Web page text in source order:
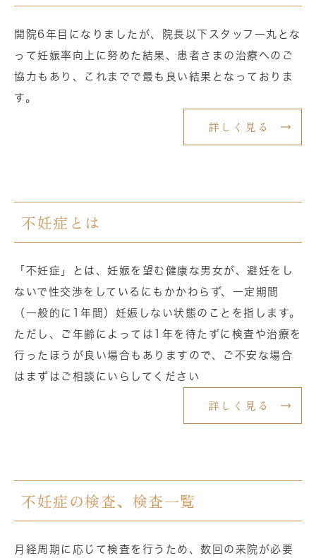
開院6年目になりましたが、院長以下スタッフ一丸とな
って妊娠率向上に努めた結果、患者さまの治療へのご
協力もあり、これまでで最も良い結果となっておりま
す。
詳しく見る
不妊症とは
「不妊症」とは、妊娠を望む健康な男女が、避妊をし
ないで性交渉をしているにもかかわらず、一定期間
（一般的に1年間）妊娠しない状態のことを指します。
ただし、ご年齢によっては1年を待たずに検査や治療を
行ったほうが良い場合もありますので、ご不安な場合
はまずはご相談にいらしてください
詳しく見る
不妊症の検査、検査一覧
月経周期に応じて検査を行うため、数回の来院が必要